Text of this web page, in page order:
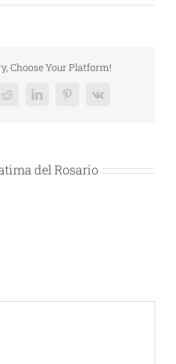
Choose Your Platform!
RedditLinkedInPinterest
Vk
del Rosario